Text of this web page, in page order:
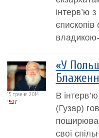
інтерв’ю
15 травня 2014
15:27
«У
В
(Гузар)
свої